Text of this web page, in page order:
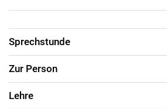
Sprechstunde
Zur Person
Lehre